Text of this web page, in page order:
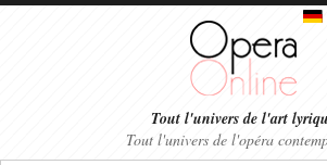
Tout l'univers de l'art
Tout l'univers de l'opéra